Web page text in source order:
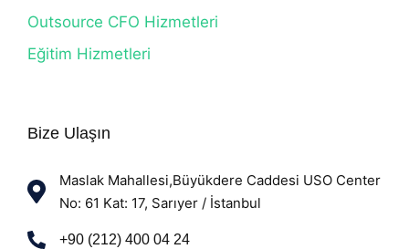
Outsource CFO Hizmetleri
Eğitim Hizmetleri
Bize Ulaşın
Maslak Mahallesi,Büyükdere Caddesi USO Center
No: 61 Kat: 17, Sarıyer / İstanbul
+90 (212) 400 04 24